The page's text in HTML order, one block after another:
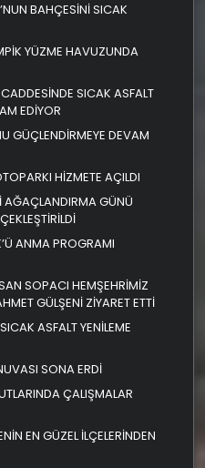
BAHÇESİNİ SICAK
YÜZME HAVUZUNDA
SICAK ASFALT
EDİYOR
GÜÇLENDİRMEYE DEVAM
HİZMETE AÇILDI
AĞAÇLANDIRMA GÜNÜ
ANMA PROGRAMI
SOPACI HEMŞEHRİMİZ
GÜLŞENİ ZİYARET ETTİ
ASFALT YENİLEME
SONA ERDİ
ÇALIŞMALAR
EN GÜZEL İLÇELERİNDEN